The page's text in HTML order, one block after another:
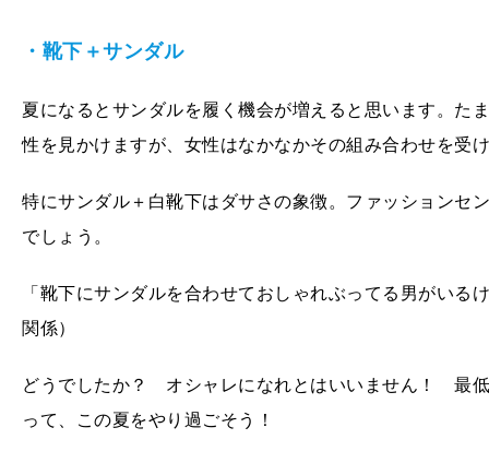
・靴下＋サンダル
夏になるとサンダルを履く機会が増えると思います。た
性を見かけますが、女性はなかなかその組み合わせを受
特にサンダル＋白靴下はダサさの象徴。ファッションセ
でしょう。
「靴下にサンダルを合わせておしゃれぶってる男がい
関係）
どうでしたか？ オシャレになれとはいいません！ 最
って、この夏をやり過ごそう！